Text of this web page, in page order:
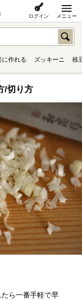
ログイン メニュー
に作れる ズッキーニ 枝
/切り方
ら一番手軽で早